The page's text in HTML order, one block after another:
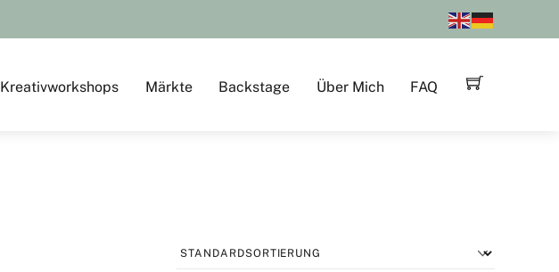
Kreativworkshops Märkte Backstage Über Mich FAQ